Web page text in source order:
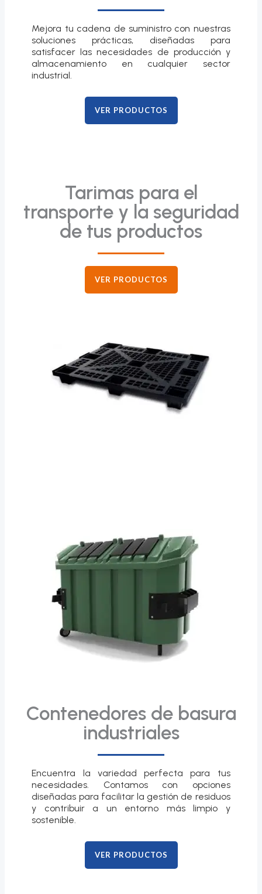
Mejora tu cadena de suministro con nuestras
soluciones prácticas, diseñadas para
satisfacer las necesidades de producción y
almacenamiento en cualquier sector
industrial.
VER PRODUCTOS
Tarimas para el
transporte y la seguridad
de tus productos
VER PRODUCTOS
Contenedores de basura
industriales
Encuentra la variedad perfecta para tus
necesidades. Contamos con opciones
diseñadas para facilitar la gestión de residuos
y contribuir a un entorno más limpio y
sostenible.
VER PRODUCTOS